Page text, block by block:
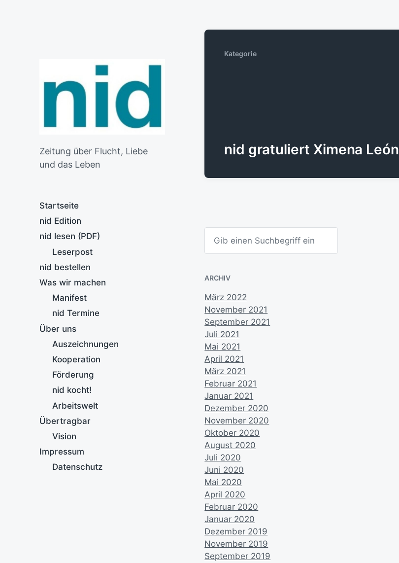
Zeitung über Flucht, Liebe
und das Leben
Startseite
nid Edition
nid lesen (PDF)
Leserpost
nid bestellen
Was wir machen
Manifest
nid Termine
Über uns
Auszeichnungen
Kooperation
Förderung
nid kocht!
Arbeitswelt
Übertragbar
Vision
Impressum
Datenschutz
Kategorie
nid gratuliert Ximena León
n
ARCHIV
März 2022
November 2021
September 2021
Juli 2021
Mai 2021
April 2021
März 2021
Februar 2021
Januar 2021
Dezember 2020
November 2020
Oktober 2020
August 2020
Juli 2020
Juni 2020
Mai 2020
April 2020
Februar 2020
Januar 2020
Dezember 2019
November 2019
September 2019